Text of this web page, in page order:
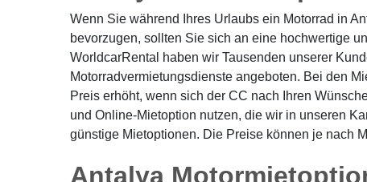
Wenn Sie während Ihres Urlaubs ein Motorrad in
bevorzugen, sollten Sie sich an eine hochwertige
WorldcarRental haben wir Tausenden unserer
Motorradvermietungsdienste angeboten. Bei den
Preis erhöht, wenn sich der CC nach Ihren
und Online-Mietoption nutzen, die wir in unseren
günstige Mietoptionen. Die Preise können je nach
Antalya